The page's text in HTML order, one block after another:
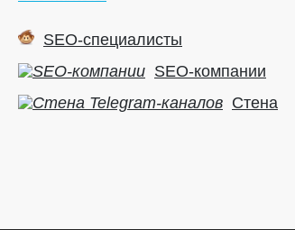
SEO-специалисты
SEO-компании
Стена